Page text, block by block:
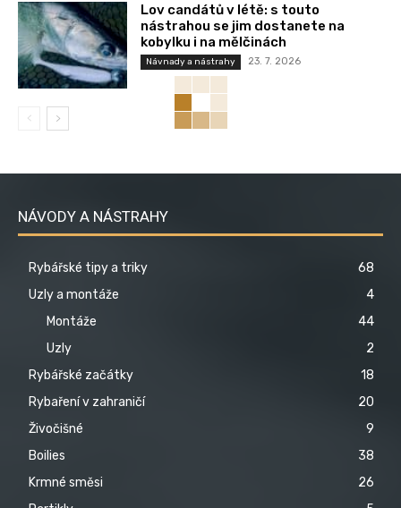
Lov candátů v létě: s touto
nástrahou se jim dostanete na
kobylku i na mělčinách
Návnady a nástrahy 23. 7. 2026
NÁVODY A NÁSTRAHY
Rybářské tipy a triky
68
Uzly a montáže
4
Montáže
44
Uzly
2
Rybářské začátky
18
Rybaření v zahraničí
20
Živočišné
9
Boilies
38
Krmné směsi
26